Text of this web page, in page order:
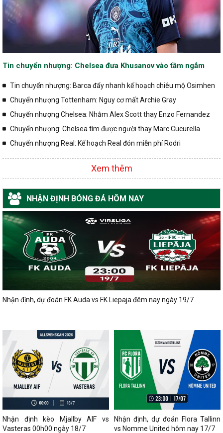
Tin chuyển nhượng: Chelsea đưa Khusanov vào tầm ngắm
Tin chuyển nhượng: Barca đẩy nhanh kế hoạch chiêu mộ Osimhen
Chuyển nhượng Tottenham: Nguy cơ mất Archie Gray
Chuyển nhượng Chelsea: Nhắm Alex Scott thay Enzo Fernandez
Chuyển nhượng: Chelsea tìm được người thay Marc Cucurella
Chuyển nhượng Real: Kế hoạch Real đón miễn phí Rodri
Xem thêm
NHẬN ĐỊNH BÓNG ĐÁ HÔM NAY
Nhận định, dự đoán FK Auda vs FK Liepaja đêm nay ngày 19/7
Nhận định kèo Mjallby AIF vs
Vasteras 00h00 ngày 18/7
Nhận định, dự đoán Flora Tallinn
vs Nomme United hôm nay 17/7